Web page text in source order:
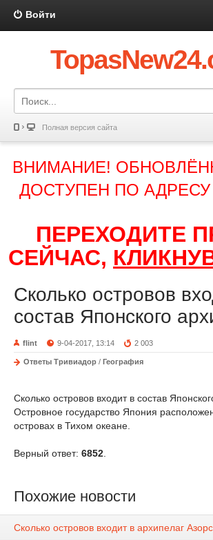
Войти
Полная версия сайта
ВНИМАНИЕ!
ДОСТУПЕН ПО АДРЕСУ
ПЕРЕХОДИТЕ
СЕЙЧАС,
Сколько островов
состав Японского
flint 9-04-2017, 13:14 2 003
Ответы Тривиадор / География
Сколько островов входит в состав
Островное государство Япония
островах в Тихом океане.
Верный ответ: 6852
Похожие новости
Сколько островов входит в архипелаг